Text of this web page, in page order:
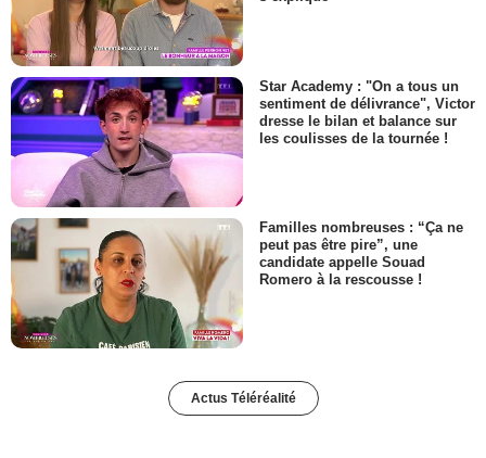
Star Academy : "On a tous un
sentiment de délivrance", Victor
dresse le bilan et balance sur
les coulisses de la tournée !
Familles nombreuses : “Ça ne
peut pas être pire”, une
candidate appelle Souad
Romero à la rescousse !
Actus Téléréalité